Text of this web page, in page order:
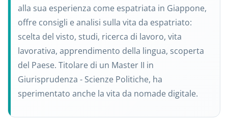
alla sua esperienza come espatriata in Giappone,
offre consigli e analisi sulla vita da espatriato:
scelta del visto, studi, ricerca di lavoro, vita
lavorativa, apprendimento della lingua, scoperta
del Paese. Titolare di un Master II in
Giurisprudenza - Scienze Politiche, ha
sperimentato anche la vita da nomade digitale.